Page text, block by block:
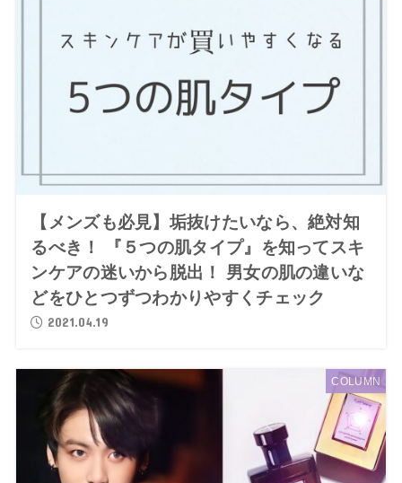
【メンズも必見】垢抜けたいなら、絶対知
るべき！ 『５つの肌タイプ』を知ってスキ
ンケアの迷いから脱出！ 男女の肌の違いな
どをひとつずつわかりやすくチェック
2021.04.19
COLUMN